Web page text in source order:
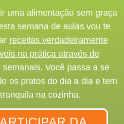
uma alimentação sem graça
semana de aulas vou te
receitas verdadeiramente
na prática através de
semanais. Você passa a se
os pratos do dia a dia e tem
na cozinha.